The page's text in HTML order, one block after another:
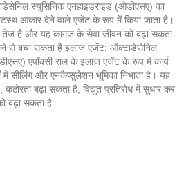
स्यूसिनिक एनहाइड्राइड (ओडीएसए) का
आकार देने वाले एजेंट के रूप में किया जाता है।
है और यह कागज के सेवा जीवन को बढ़ा सकता
से बचा सकता है इलाज एजेंट: ऑक्टाडेसेनिल
एपॉक्सी राल के इलाज एजेंट के रूप में कार्य
सीलिंग और एनकैप्सुलेशन भूमिका निभाता है। यह
बढ़ा सकता है, विद्युत प्रतिरोध में सुधार कर
बढ़ा सकता है